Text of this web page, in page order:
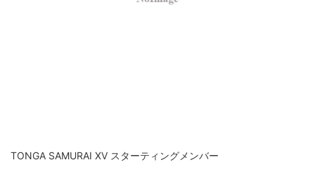
TONGA SAMURAI XV スターティングメンバー